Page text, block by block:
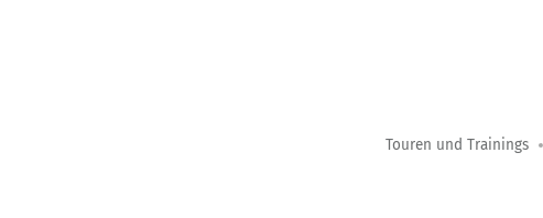
Touren und Trainings